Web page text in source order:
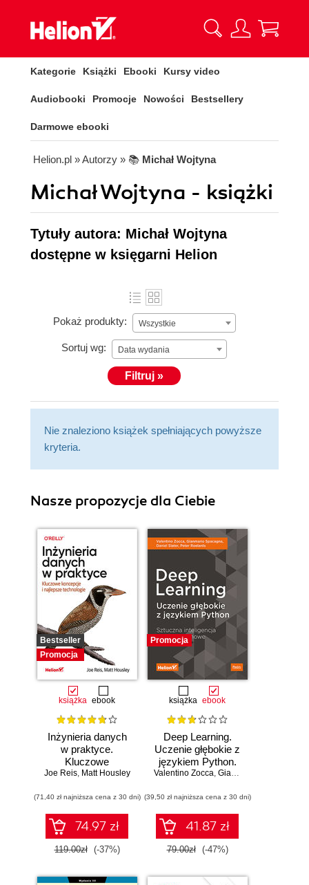
Kategorie Książki Ebooki Kursy video
Audiobooki Promocje Nowości Bestsellery
Darmowe ebooki
Helion.pl » Autorzy » 📚 Michał Wojtyna
Michał Wojtyna - książki
Tytuły autora: Michał Wojtyna
dostępne w księgarni Helion
Pokaż produkty: Wszystkie
Sortuj wg: Data wydania
Filtruj »
Nie znaleziono książek spełniających powyższe
kryteria.
Nasze propozycje dla Ciebie
Bestseller
Promocja
książka ebook
Inżynieria danych
w praktyce.
Kluczowe
koncepcje i
technologie
Joe Reis, Matt Housley
(71,40 zł najniższa cena z 30 dni)
74.97 zł
119.00zł (-37%)
Promocja
książka ebook
Deep Learning.
Uczenie głębokie z
językiem Python.
Sztuczna
neuronowe
Valentino Zocca, Gianmario Spacagna
(39,50 zł najniższa cena z 30 dni)
41.87 zł
79.00zł (-47%)